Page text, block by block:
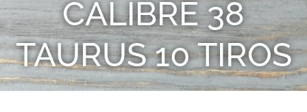
CALIBRE 38
TAURUS 10 TIROS